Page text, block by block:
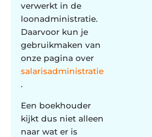
verwerkt in de
loonadministratie.
Daarvoor kun je
gebruikmaken van
onze pagina over
salarisadministratie
.
Een boekhouder
kijkt dus niet alleen
naar wat er is